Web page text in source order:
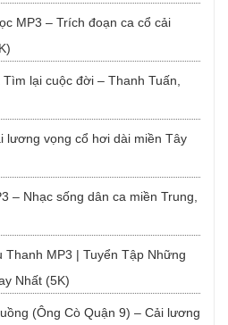
MP3 – Trích đoạn ca cổ cải
lại cuộc đời – Thanh Tuấn,
lương vọng cổ hơi dài miền Tây
– Nhạc sống dân ca miền Trung,
Thanh MP3 | Tuyển Tập Những
Nhất (5K)
(Ông Cò Quận 9) – Cải lương